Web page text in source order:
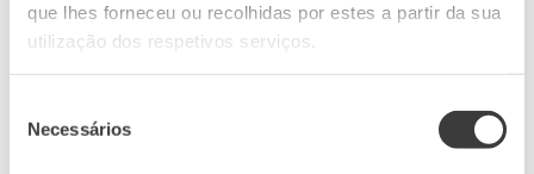
que lhes forneceu ou recolhidas por estes a partir da sua
utilização dos respetivos serviços.
Necessários